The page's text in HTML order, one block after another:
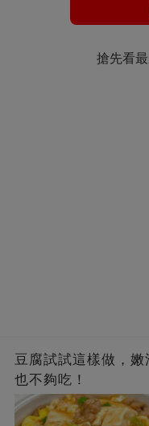
搶先看
豆腐試試這樣做，
也不夠吃！